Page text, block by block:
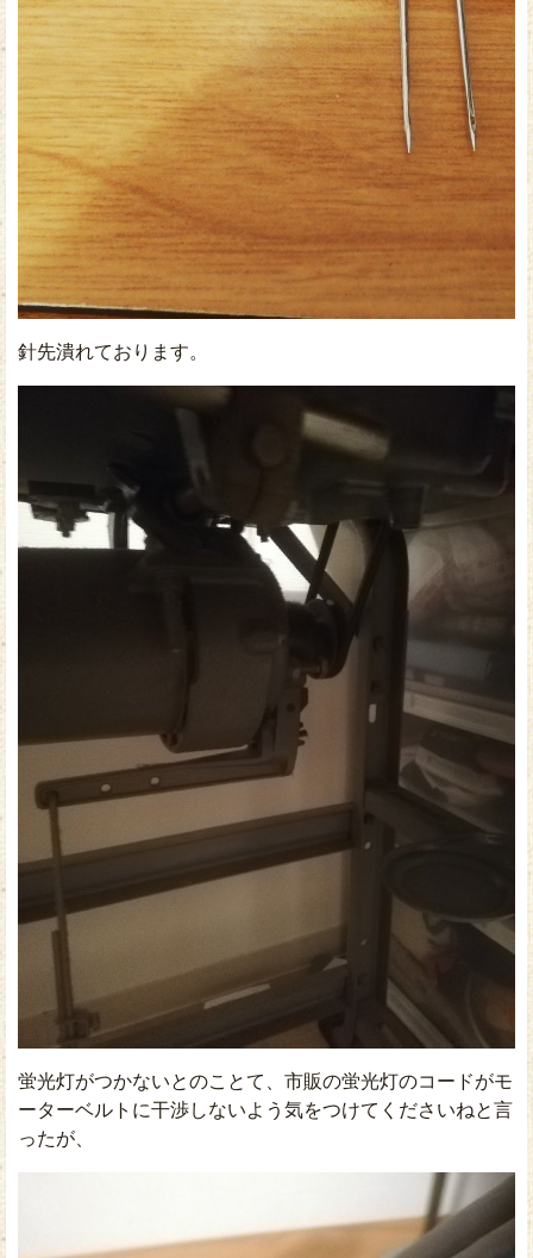
針先潰れております。
蛍光灯がつかないとのことて、市販の蛍光灯のコードがモ
ーターベルトに干渉しないよう気をつけてくださいねと言
ったが、